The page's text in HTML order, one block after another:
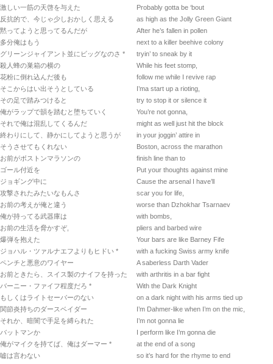
激しい一筋の天啓を与えた
反抗的で、今じゃ少しおかしく思える
黙ってようと思ってるんだが
多分俺はもう
グリーンジャイアント並にビッグなのさ *
殺人蜂の巣箱の横の
花粉に倒れ込んだ後も
そこからはい出そうとしている
その足で踏みつけると
俺がラップで韻を踏むと堕ちていく
それで俺は混乱してくるんだ
終わりにして、静かにしてようと思うが
そうさせてもくれない
お前がボストンマラソンの
ゴール付近を
ジョギング中に
攻撃されたみたいなもんさ
お前の考えが俺と違う
俺が持ってる武器庫は
お前の生活を脅かすぞ,
爆弾を抱えた
ジョハル・ツァルナエフよりもヒドい *
ペンチと悪意のワイヤー
お前ときたら、スイス製のナイフを持った
バーニー・ファイフ程度だろ *
もしくはライトセーバーのない
関節炎持ちのダースベイダー
それか、暗闇で手足を縛られた
バットマンか
俺がマイクを持てば、俺はダーマー *
嘘は言わない
Probably gotta be ‘bout
as high as the Jolly Green Giant
After he’s fallen in pollen
next to a killer beehive colony
tryin’ to sneak by it
While his feet stomp,
follow me while I revive rap
I’ma start up a rioting,
try to stop it or silence it
You’re not gonna,
might as well just hit the block
in your joggin’ attire in
Boston, across the marathon
finish line than to
Put your thoughts against mine
Cause the arsenal I have’ll
scar you for life,
worse than Dzhokhar Tsarnaev
with bombs,
pliers and barbed wire
Your bars are like Barney Fife
with a fucking Swiss army knife
A saberless Darth Vader
with arthritis in a bar fight
With the Dark Knight
on a dark night with his arms tied up
I’m Dahmer-like when I’m on the mic,
I’m not gonna lie
I perform like I’m gonna die
at the end of a song
so it’s hard for the rhyme to end